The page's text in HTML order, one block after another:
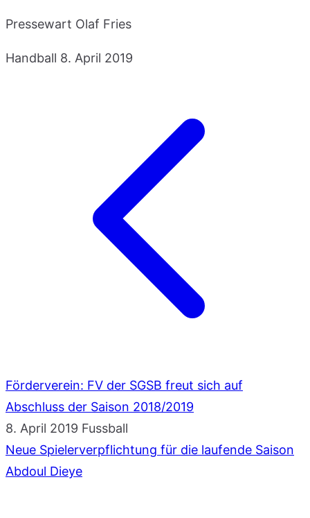
Pressewart Olaf Fries
Handball 8. April 2019
Förderverein: FV der SGSB freut sich auf
Abschluss der Saison 2018/2019
8. April 2019 Fussball
Neue Spielerverpflichtung für die laufende Saison
Abdoul Dieye